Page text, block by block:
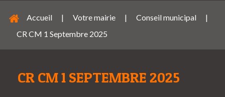
Accueil | Votre mairie | Conseil municipal
|
CR CM 1 Septembre 2025
CR CM 1 SEPTEMBRE 2025